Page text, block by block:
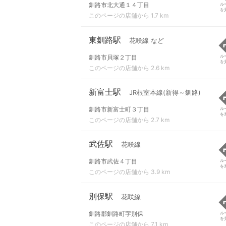
釧路市北大通１４丁目
このページの店舗から 1.7 km
ル
を
東釧路駅 花咲線 など
釧路市貝塚２丁目
このページの店舗から 2.6 km
ル
を
新富士駅 JR根室本線(新得～釧路)
釧路市新富士町３丁目
このページの店舗から 2.7 km
ル
を
武佐駅 花咲線
釧路市武佐４丁目
このページの店舗から 3.9 km
ル
を
別保駅 花咲線
釧路郡釧路町字別保
このページの店舗から 7.1 km
ル
を